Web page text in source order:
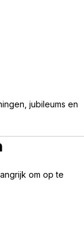
jubileums en
om op te